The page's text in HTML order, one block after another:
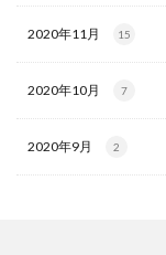
2020年11月 15
2020年10月 7
2020年9月 2